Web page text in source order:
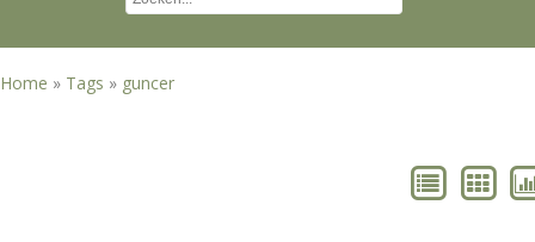
Home » Tags » guncer